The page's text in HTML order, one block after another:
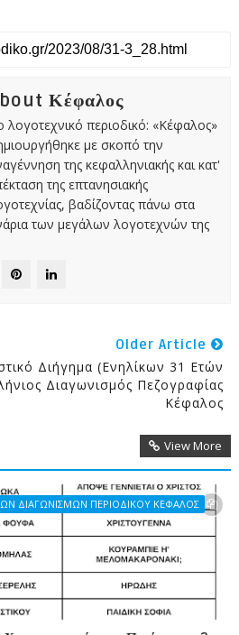
Κέφαλος
λογοτεχνικό περιοδικό: «Κέφαλος»
με σκοπό την
της κεφαλληνιακής και κατ'
της επτανησιακής
βαδίζοντας πάνω στα
των μεγάλων λογοτεχνών της
Older Article
Διήγημα (Ενηλίκων 31 Ετών
Διαγωνισμός Πεζογραφίας
Κέφαλος
View More
ΔΙΑΓΩΝΙΣΜΩΝ ΠΕΡΙΟΔΙΚΟΥ ΚΕΦΑΛΟΣ